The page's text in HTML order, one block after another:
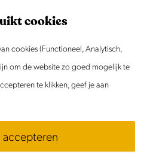
cookies
cookies (Functioneel, Analytisch,
om de website zo goed mogelijk te
te klikken, geef je aan
accepteren
e
n
u
Evenement aanmelden
Doen & Beleven
Zomer in Laag Holland
Met kinderen
Samen eropuit
Rust & Stilte
is niet meer
hetactuele aanbod
opties.